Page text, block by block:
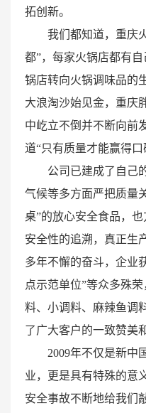
拓创新。
我们都知道，重庆
都”，每家火锅店都有
锅店转向火锅调味品的
大浪淘沙始见金，重庆
中屹立不倒并不断向前
道“只有质量才能赢得口
公司已建成了自己
气候等多方面严把质量
桌”的放心安全食品，
安全性的追溯，真正生
多年不懈的奋斗，企业
点示范单位”等众多殊
料、小调料、麻辣鱼调
了广大客户的一致赞美
2009年不仅是新中
业，更是具有特殊的意
安全事故不断地给我们